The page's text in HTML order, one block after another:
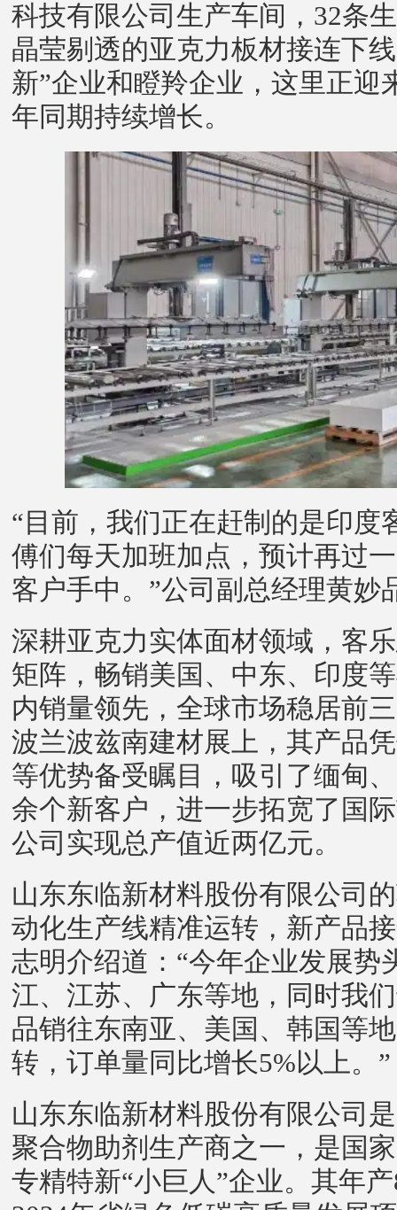
科技有限公司生产车间，32条
晶莹剔透的亚克力板材接连下
新”企业和瞪羚企业，这里正迎
年同期持续增长。
“目前，我们正在赶制的是印度
傅们每天加班加点，预计再过
客户手中。”公司副总经理黄妙
深耕亚克力实体面材领域，客
矩阵，畅销美国、中东、印度
内销量领先，全球市场稳居前
波兰波兹南建材展上，其产品
等优势备受瞩目，吸引了缅甸
余个新客户，进一步拓宽了国
公司实现总产值近两亿元。
山东东临新材料股份有限公司
动化生产线精准运转，新产品
志明介绍道：“今年企业发展势
江、江苏、广东等地，同时我
品销往东南亚、美国、韩国等
转，订单量同比增长5%以上。”
山东东临新材料股份有限公司
聚合物助剂生产商之一，是国
专精特新“小巨人”企业。其年